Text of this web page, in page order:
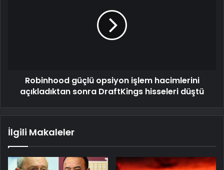
Robinhood güçlü opsiyon işlem hacimlerini
açıkladıktan sonra DraftKings hisseleri düştü
İlgili Makaleler